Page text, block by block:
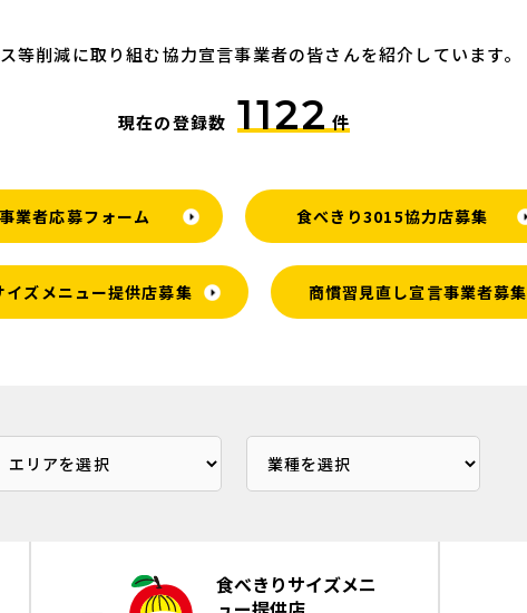
等削減に取り組む協力宣言事業者の皆さんを紹介しています。
現在の登録数 1122件
業者応募フォーム 食べきり3015協力店募集
イズメニュー提供店募集 商慣習見直し宣言事業者募集
食べきりサイズメニ